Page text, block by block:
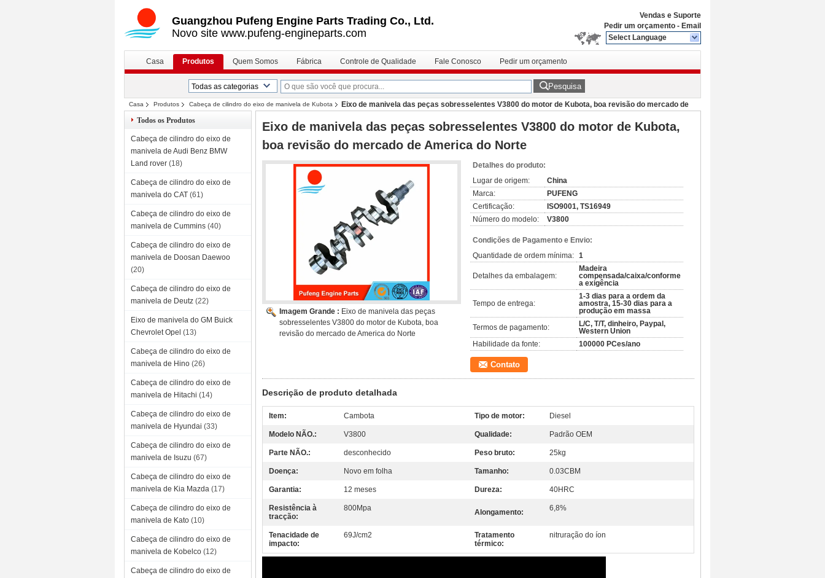
Guangzhou Pufeng Engine Parts Trading Co., Ltd.
Novo site www.pufeng-engineparts.com
Vendas e Suporte
Pedir um orçamento - Email
Select Language
Casa Produtos Quem Somos Fábrica Controle de Qualidade Fale Conosco Pedir um orçamento
Pesquisa
Casa Produtos Cabeça de cilindro do eixo de manivela de Kubota
Eixo de manivela das peças sobresselentes V3800 do motor de Kubota, boa revisão do mercado de
America do Norte
Todos os Produtos
Cabeça de cilindro do eixo de
manivela de Audi Benz BMW
Land rover (18)
Cabeça de cilindro do eixo de
manivela do CAT (61)
Cabeça de cilindro do eixo de
manivela de Cummins (40)
Cabeça de cilindro do eixo de
manivela de Doosan Daewoo
(20)
Cabeça de cilindro do eixo de
manivela de Deutz (22)
Eixo de manivela do GM Buick
Chevrolet Opel (13)
Cabeça de cilindro do eixo de
manivela de Hino (26)
Cabeça de cilindro do eixo de
manivela de Hitachi (14)
Cabeça de cilindro do eixo de
manivela de Hyundai (33)
Cabeça de cilindro do eixo de
manivela de Isuzu (67)
Cabeça de cilindro do eixo de
manivela de Kia Mazda (17)
Cabeça de cilindro do eixo de
manivela de Kato (10)
Cabeça de cilindro do eixo de
manivela de Kobelco (12)
Cabeça de cilindro do eixo de
Eixo de manivela das peças sobresselentes V3800 do motor de Kubota,
boa revisão do mercado de America do Norte
Imagem Grande : Eixo de manivela das peças
sobresselentes V3800 do motor de Kubota, boa
revisão do mercado de America do Norte
Detalhes do produto:
Lugar de origem:
China
Marca:
PUFENG
Certificação:
ISO9001, TS16949
Número do modelo:
V3800
Condições de Pagamento e Envio:
Quantidade de ordem mínima: 1
Detalhes da embalagem:
Madeira
compensada/caixa/conforme
a exigência
Tempo de entrega:
1-3 dias para a ordem da
amostra, 15-30 dias para a
produção em massa
Termos de pagamento:
L/C, T/T, dinheiro, Paypal,
Western Union
Habilidade da fonte:
100000 PCes/ano
Contato
Descrição de produto detalhada
Item: Cambota Tipo de motor: Diesel
Modelo NÃO.: V3800 Qualidade: Padrão OEM
Parte NÃO.: desconhecido Peso bruto: 25kg
Doença: Novo em folha Tamanho: 0.03CBM
Garantia: 12 meses Dureza: 40HRC
Resistência à
tracção:
800Mpa Alongamento: 6,8%
Tenacidade de
impacto:
69J/cm2
Tratamento
térmico:
nitruração do íon